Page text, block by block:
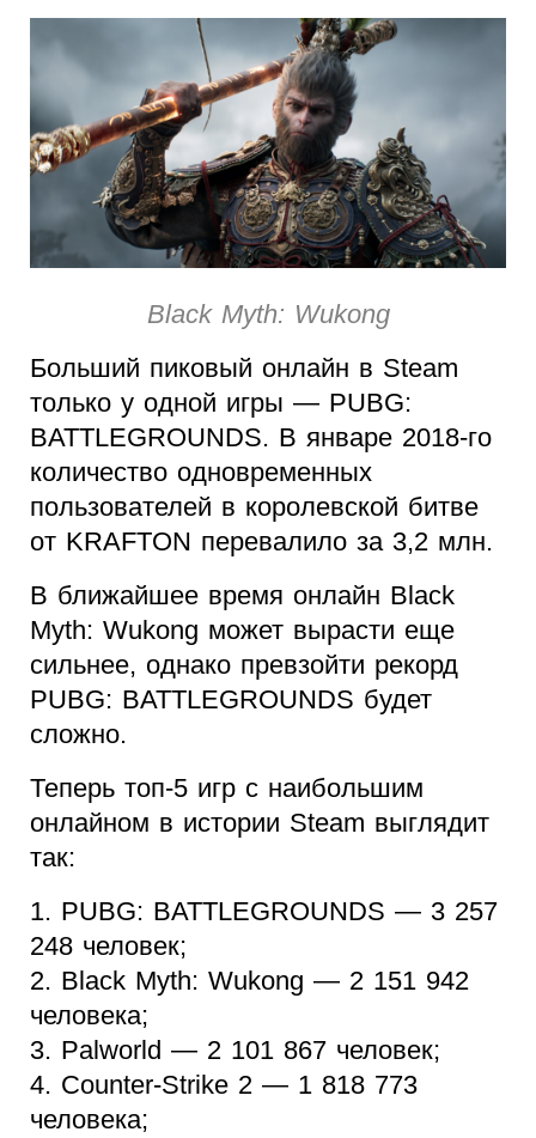
Black Myth: Wukong
Больший пиковый онлайн в Steam
только у одной игры — PUBG:
BATTLEGROUNDS. В январе 2018-го
количество одновременных
пользователей в королевской битве
от KRAFTON перевалило за 3,2 млн.
В ближайшее время онлайн Black
Myth: Wukong может вырасти еще
сильнее, однако превзойти рекорд
PUBG: BATTLEGROUNDS будет
сложно.
Теперь топ-5 игр с наибольшим
онлайном в истории Steam выглядит
так:
1. PUBG: BATTLEGROUNDS — 3 257
248 человек;
2. Black Myth: Wukong — 2 151 942
человека;
3. Palworld — 2 101 867 человек;
4. Counter-Strike 2 — 1 818 773
человека;